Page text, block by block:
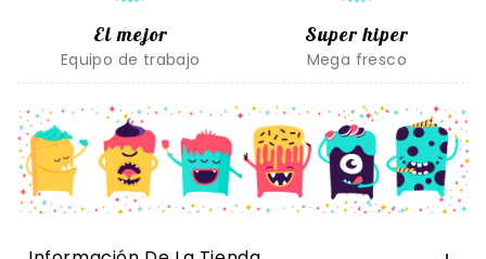
El mejor
Equipo de trabajo
Super hiper
Mega fresco